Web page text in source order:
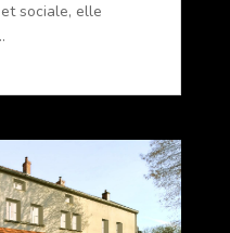
sociale, elle